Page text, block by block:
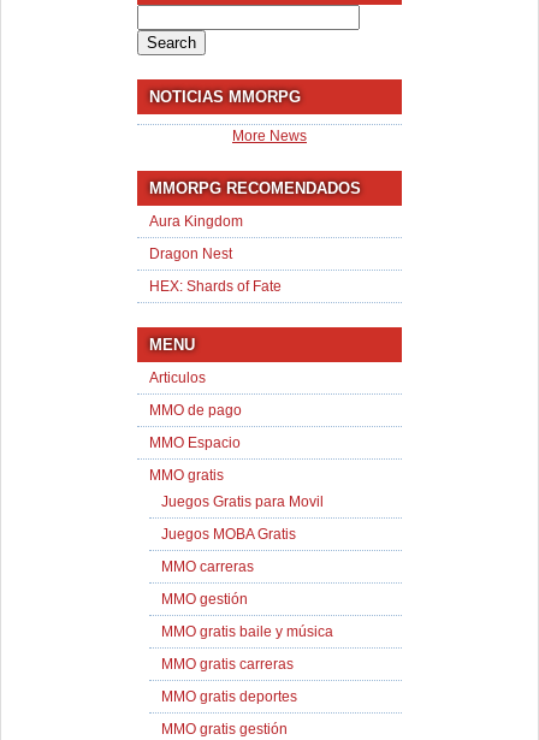
for:
NOTICIAS MMORPG
More News
MMORPG RECOMENDADOS
Aura Kingdom
Dragon Nest
HEX: Shards of Fate
MENU
Articulos
MMO de pago
MMO Espacio
MMO gratis
Juegos Gratis para Movil
Juegos MOBA Gratis
MMO carreras
MMO gestión
MMO gratis baile y música
MMO gratis carreras
MMO gratis deportes
MMO gratis gestión